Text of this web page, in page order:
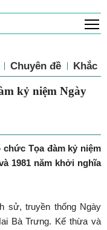
Chuyên đề Khắc
kỷ niệm Ngày
chức Tọa đàm kỷ niệm
1981 năm khởi nghĩa
sử, truyền thống Ngày
Bà Trưng. Kế thừa và